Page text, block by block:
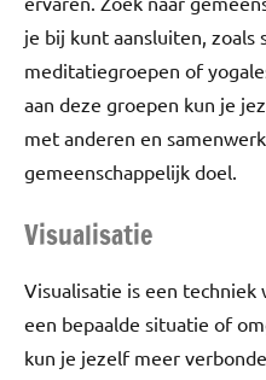
je bij kunt aansluiten, zoals
meditatiegroepen of
aan deze groepen kun je
met anderen en
gemeenschappelijk doel.
Visualisatie
Visualisatie is een
een bepaalde situatie of
kun je jezelf meer